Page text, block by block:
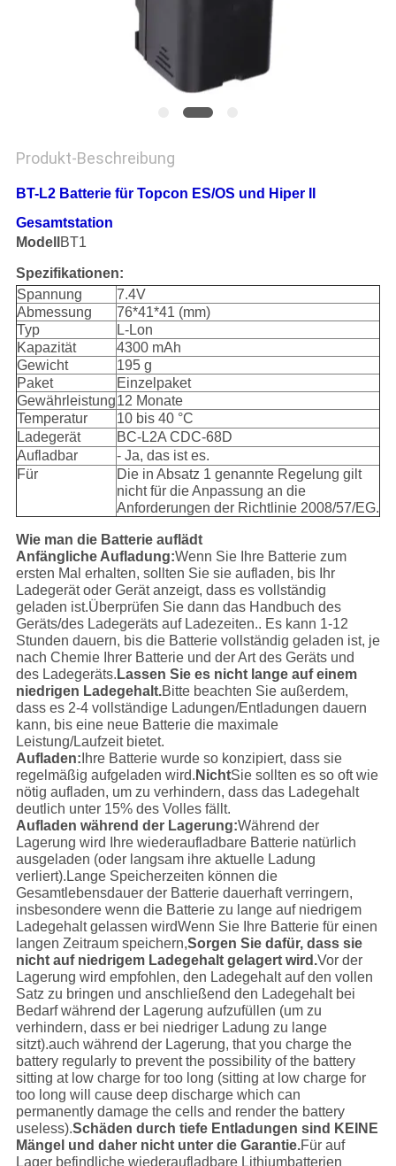
Produkt-Beschreibung
BT-L2 Batterie für Topcon ES/OS und Hiper II
Gesamtstation
Modell BT1
Spezifikationen:
Spannung
7.4V
Abmessung
76*41*41 (mm)
Typ
L-Lon
Kapazität
4300 mAh
Gewicht
195 g
Paket
Einzelpaket
Gewährleistung12 Monate
Temperatur
10 bis 40 °C
Ladegerät
BC-L2A CDC-68D
Aufladbar
- Ja, das ist es.
Für
Die in Absatz 1 genannte Regelung gilt
nicht für die Anpassung an die
Anforderungen der Richtlinie 2008/57/EG.
Wie man die Batterie auflädt
Anfängliche Aufladung:Wenn Sie Ihre Batterie zum
ersten Mal erhalten, sollten Sie sie aufladen, bis Ihr
Ladegerät oder Gerät anzeigt, dass es vollständig
geladen ist.Überprüfen Sie dann das Handbuch des
Geräts/des Ladegeräts auf Ladezeiten.. Es kann 1-12
Stunden dauern, bis die Batterie vollständig geladen ist, je
nach Chemie Ihrer Batterie und der Art des Geräts und
des Ladegeräts. Lassen Sie es nicht lange auf einem
niedrigen Ladegehalt.Bitte beachten Sie außerdem,
dass es 2-4 vollständige Ladungen/Entladungen dauern
kann, bis eine neue Batterie die maximale
Leistung/Laufzeit bietet.
Aufladen: Ihre Batterie wurde so konzipiert, dass sie
regelmäßig aufgeladen wird. NichtSie sollten es so oft wie
nötig aufladen, um zu verhindern, dass das Ladegehalt
deutlich unter 15% des Volles fällt.
Aufladen während der Lagerung:Während der
Lagerung wird Ihre wiederaufladbare Batterie natürlich
ausgeladen (oder langsam ihre aktuelle Ladung
verliert).Lange Speicherzeiten können die
Gesamtlebensdauer der Batterie dauerhaft verringern,
insbesondere wenn die Batterie zu lange auf niedrigem
Ladegehalt gelassen wirdWenn Sie Ihre Batterie für einen
langen Zeitraum speichern,Sorgen Sie dafür, dass sie
nicht auf niedrigem Ladegehalt gelagert wird.Vor der
Lagerung wird empfohlen, den Ladegehalt auf den vollen
Satz zu bringen und anschließend den Ladegehalt bei
Bedarf während der Lagerung aufzufüllen (um zu
verhindern, dass er bei niedriger Ladung zu lange
sitzt).auch während der Lagerung, that you charge the
battery regularly to prevent the possibility of the battery
sitting at low charge for too long (sitting at low charge for
too long will cause deep discharge which can
permanently damage the cells and render the battery
useless).Schäden durch tiefe Entladungen sind KEINE
Mängel und daher nicht unter die Garantie.Für auf
Lager befindliche wiederaufladbare Lithiumbatterien